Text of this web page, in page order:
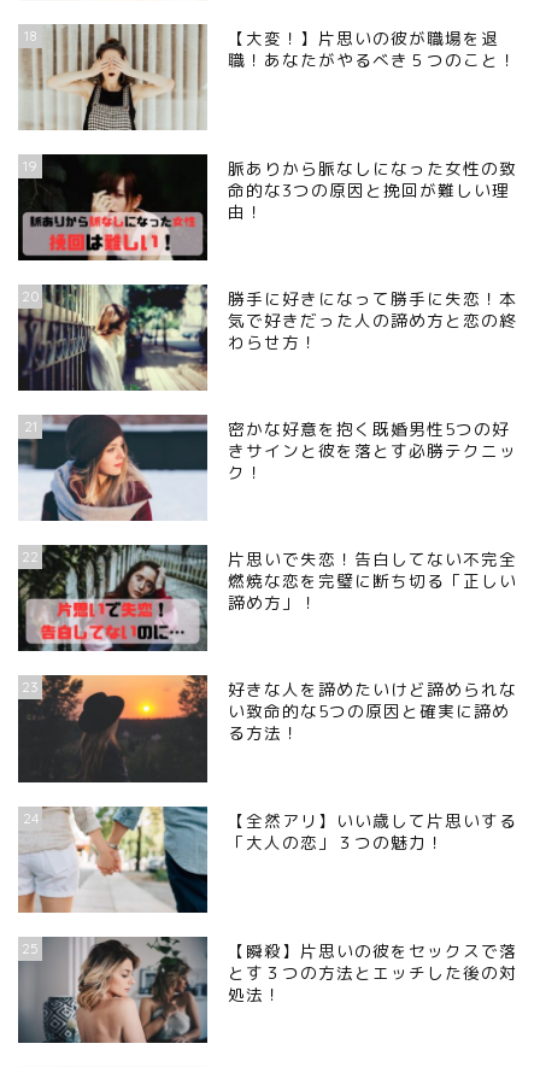
18
【大変！】片思いの彼が職場を退
職！あなたがやるべき５つのこと！
19
脈ありから脈なしになった女性の致
命的な3つの原因と挽回が難しい理
由！
20
勝手に好きになって勝手に失恋！本
気で好きだった人の諦め方と恋の終
わらせ方！
21
密かな好意を抱く既婚男性5つの好
きサインと彼を落とす必勝テクニッ
ク！
22
片思いで失恋！告白してない不完全
燃焼な恋を完璧に断ち切る「正しい
諦め方」！
23
好きな人を諦めたいけど諦められな
い致命的な5つの原因と確実に諦め
る方法！
24
【全然アリ】いい歳して片思いする
「大人の恋」３つの魅力！
25
【瞬殺】片思いの彼をセックスで落
とす３つの方法とエッチした後の対
処法！